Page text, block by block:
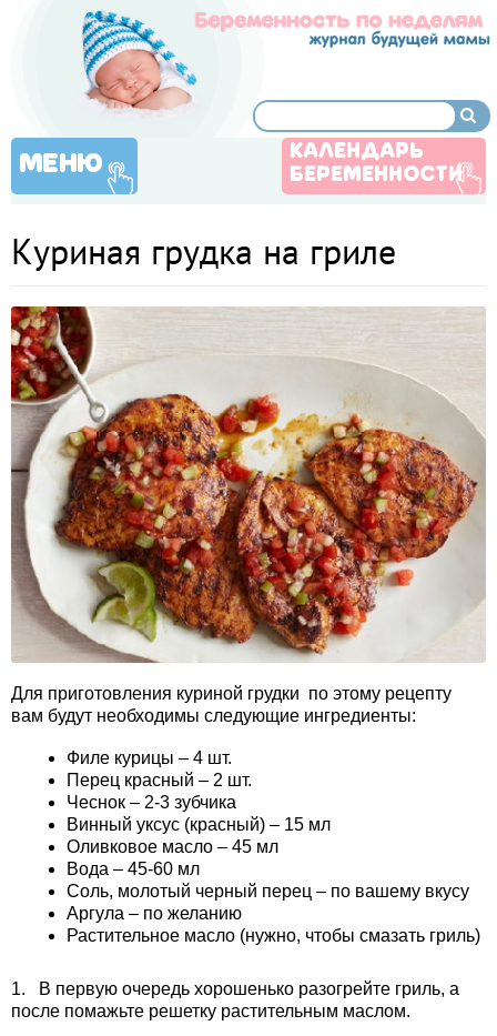
МЕНЮ
КАЛЕНДАРЬ
БЕРЕМЕННОСТИ
Куриная грудка на гриле
Для приготовления куриной грудки по этому рецепту
вам будут необходимы следующие ингредиенты:
Филе курицы ‒ 4 шт.
Перец красный ‒ 2 шт.
Чеснок ‒ 2-3 зубчика
Винный уксус (красный) ‒ 15 мл
Оливковое масло ‒ 45 мл
Вода ‒ 45-60 мл
Соль, молотый черный перец ‒ по вашему вкусу
Аргула ‒ по желанию
Растительное масло (нужно, чтобы смазать гриль)
1. В первую очередь хорошенько разогрейте гриль, а
после помажьте решетку растительным маслом.